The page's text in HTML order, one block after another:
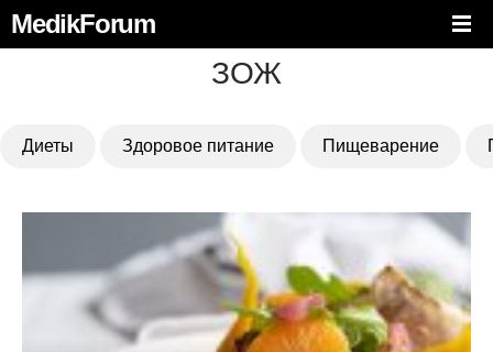
MedikForum
ЗОЖ
Диеты Здоровое питание Пищеварение